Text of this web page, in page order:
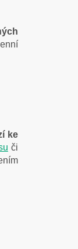
ke
či